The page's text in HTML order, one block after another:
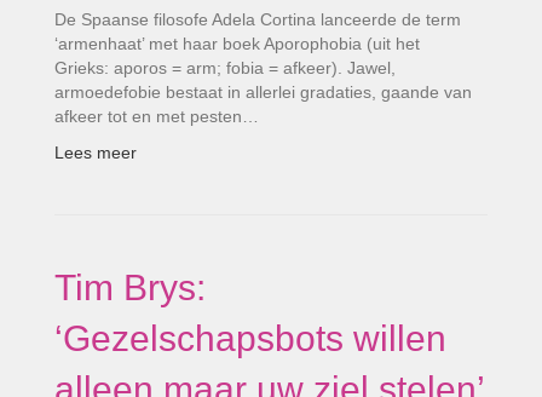
De Spaanse filosofe Adela Cortina lanceerde de term
‘armenhaat’ met haar boek Aporophobia (uit het
Grieks: aporos = arm; fobia = afkeer). Jawel,
armoedefobie bestaat in allerlei gradaties, gaande van
afkeer tot en met pesten…
Lees meer
Tim Brys:
‘Gezelschapsbots willen